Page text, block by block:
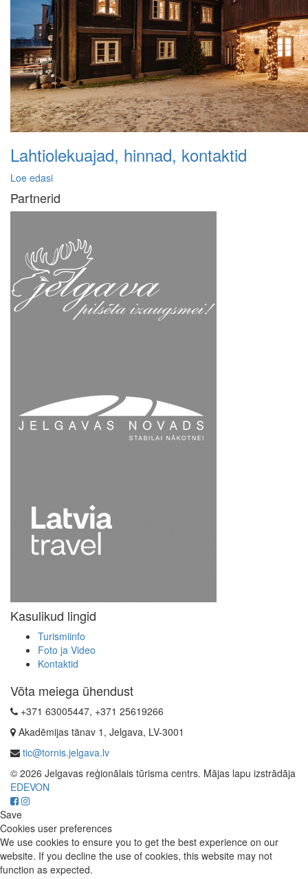
Lahtiolekuajad, hinnad, kontaktid
Loe edasi
Partnerid
Kasulikud lingid
Turismiinfo
Foto ja Video
Kontaktid
Võta meiega ühendust
+371 63005447, +371 25619266
Akadēmijas tänav 1, Jelgava, LV-3001
tic@tornis.jelgava.lv
© 2026 Jelgavas reģionālais tūrisma centrs. Mājas lapu izstrādāja
EDEVON
Save
Cookies user preferences
We use cookies to ensure you to get the best experience on our
website. If you decline the use of cookies, this website may not
function as expected.